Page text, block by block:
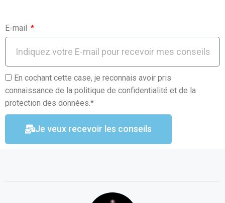
E-mail
En cochant cette case, je reconnais avoir pris
connaissance de la politique de confidentialité et de la
protection des données.*
Je veux recevoir les conseils